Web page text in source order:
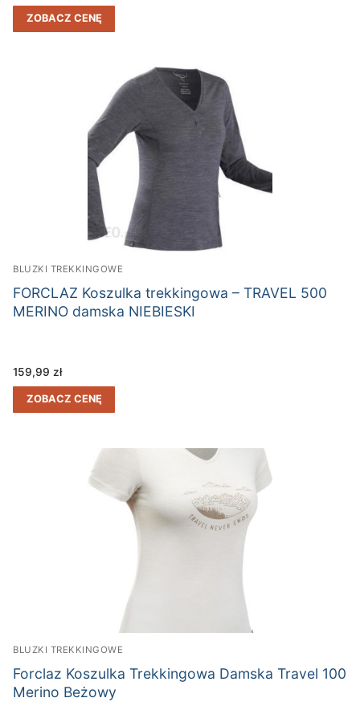
ZOBACZ CENĘ
BLUZKI TREKKINGOWE
FORCLAZ Koszulka trekkingowa – TRAVEL 500
MERINO damska NIEBIESKI
159,99 zł
ZOBACZ CENĘ
BLUZKI TREKKINGOWE
Forclaz Koszulka Trekkingowa Damska Travel 100
Merino Beżowy